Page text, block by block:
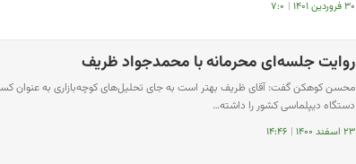
۳۰ فروردین ۱۴۰۱ | ۷:۰
روایت جلسه‌ای محرمانه با محمدجواد ظریف
محسن کوهکن گفت: آقای ظریف بهتر است به جای تحلیل‌های کوچه‌بازاری به عنوان
دستگاه دیپلماسی کشور را داشته…
۲۳ اسفند ۱۴۰۰ | ۱۴:۴۶